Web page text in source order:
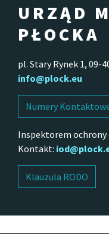
URZĄD
PŁOCKA
pl. Stary Rynek 1, 09-
info@plock.eu
Numery
Inspektorem ochrony
Kontakt:
Klauzula RODO